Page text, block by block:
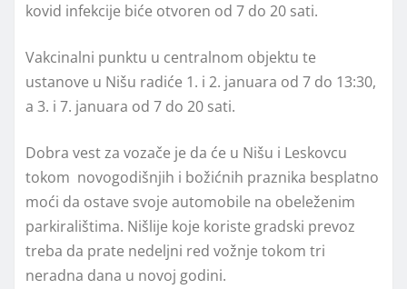
kovid infekcije biće otvoren od 7 do 20 sati.
Vakcinalni punktu u centralnom objektu te
ustanove u Nišu radiće 1. i 2. januara od 7 do 13:30,
a 3. i 7. januara od 7 do 20 sati.
Dobra vest za vozače je da će u Nišu i Leskovcu
tokom novogodišnjih i božićnih praznika besplatno
moći da ostave svoje automobile na obeleženim
parkiralištima. Nišlije koje koriste gradski prevoz
treba da prate nedeljni red vožnje tokom tri
neradna dana u novoj godini.